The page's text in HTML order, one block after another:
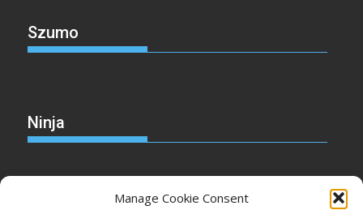
Manage Cookie Consent
Szumo
Ninja